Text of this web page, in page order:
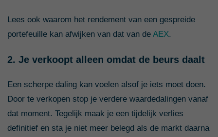
Lees ook waarom het rendement van een gespreide
portefeuille kan afwijken van dat van de AEX.
2. Je verkoopt alleen omdat de beurs daalt
Een scherpe daling kan voelen alsof je iets moet doen.
Door te verkopen stop je verdere waardedalingen vanaf
dat moment. Tegelijk maak je een tijdelijk verlies
definitief en sta je niet meer belegd als de markt daarna